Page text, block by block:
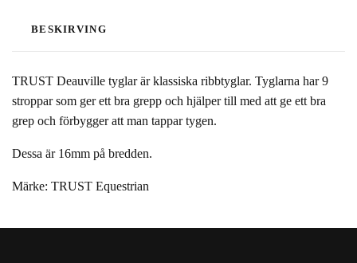
BESKIRVING
TRUST Deauville tyglar är klassiska ribbtyglar. Tyglarna har 9
stroppar som ger ett bra grepp och hjälper till med att ge ett bra
grep och förbygger att man tappar tygen.
Dessa är 16mm på bredden.
Märke: TRUST Equestrian